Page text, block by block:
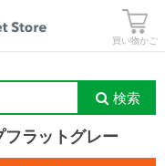
買い物かご
検索
ラットグレー